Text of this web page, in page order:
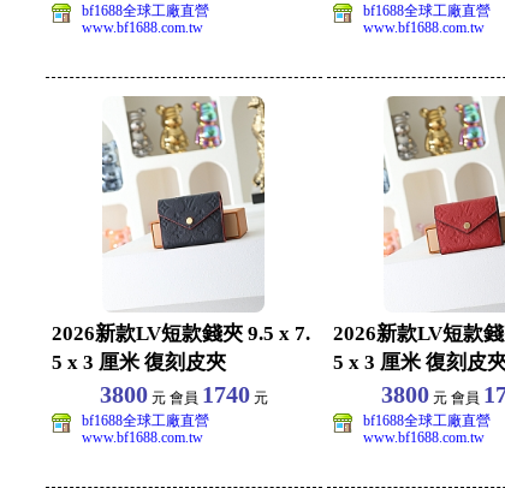
bf1688全球工廠直營
www.bf1688.com.tw
bf1688全球工廠直營
www.bf1688.com.tw
2026新款LV短款錢夾 9.5 x 7.
5 x 3 厘米 復刻皮夾
3800元 會員 1740元
bf1688全球工廠直營
www.bf1688.com.tw
2026新款LV短款
5 x 3 厘米 復刻皮
3800元 會員
bf1688全球工廠直營
www.bf1688.com.tw